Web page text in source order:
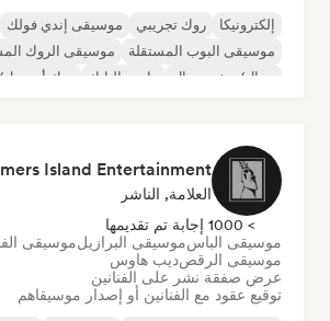
إلكترونيكا روك تجريبي
موسيقى إندي فولك
موسيقى البوب المستقلة
موسيقى الروك
ميتال/هيفي ميتال
ما بعد البانك روك أند
Island Entertainment
العلامة, الناشر
> 1000 إجابة تم تقديمها
موسيقى الباسموسيقى البرازيلموسيقى
موسيقى الرقصديب هاوس
عرض صفقة نشر على الفنانين
توقيع عقود مع الفنانين أو إصدار موسيقاهم